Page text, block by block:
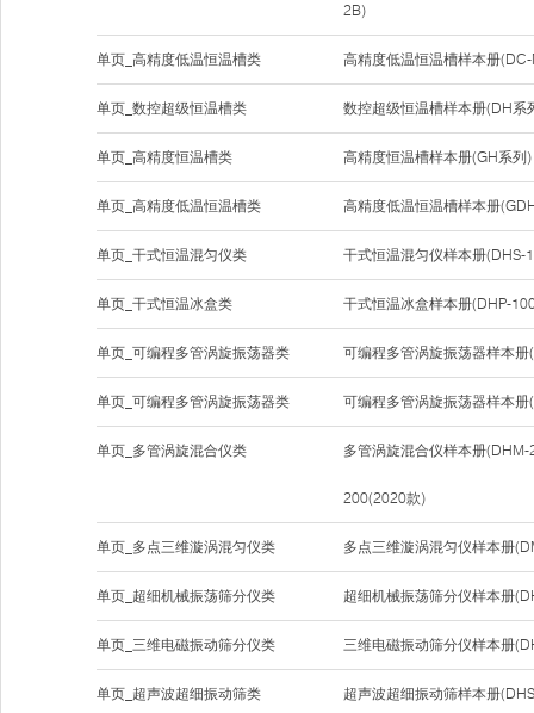
2B)
单页_高精度低温恒温槽类 高精度低温恒温槽样本册
单页_数控超级恒温槽类 数控超级恒温槽样本册(DH系
单页_高精度恒温槽类 高精度恒温槽样本册(GH系列)
单页_高精度低温恒温槽类 高精度低温恒温槽样本册
单页_干式恒温混匀仪类 干式恒温混匀仪样本册(DHS-
单页_干式恒温冰盒类 干式恒温冰盒样本册(DHP-
单页_可编程多管涡旋振荡器类 可编程多管涡旋振荡器样本
单页_可编程多管涡旋振荡器类 可编程多管涡旋振荡器样本
单页_多管涡旋混合仪类 多管涡旋混合仪样本册
200(2020款)
单页_多点三维漩涡混匀仪类 多点三维漩涡混匀仪样本册
单页_超细机械振荡筛分仪类 超细机械振荡筛分仪样本册
单页_三维电磁振动筛分仪类 三维电磁振动筛分仪样本册
单页_超声波超细振动筛类 超声波超细振动筛样本册